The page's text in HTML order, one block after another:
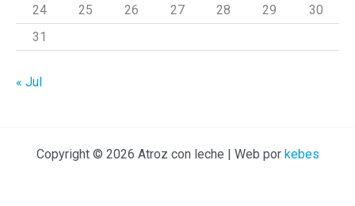
24
25 26 27 28 29
30
31
« Jul
Copyright © 2026 Atroz con leche | Web por kebes